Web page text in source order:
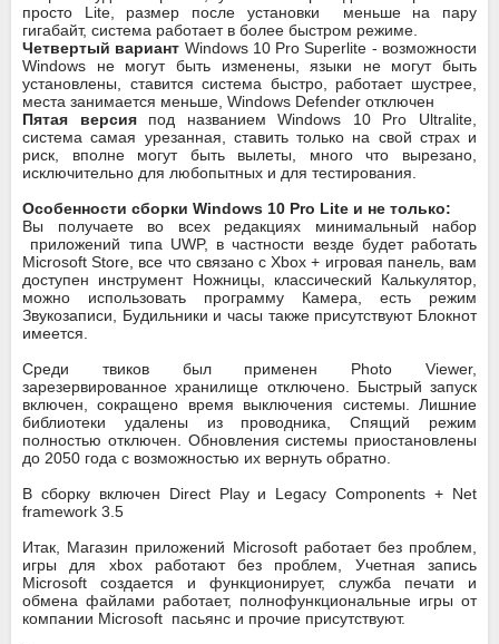
просто Lite, размер после установки меньше на пару
гигабайт, система работает в более быстром режиме.
Четвертый вариант Windows 10 Pro Superlite - возможности
Windows не могут быть изменены, языки не могут быть
установлены, ставится система быстро, работает шустрее,
места занимается меньше, Windows Defender отключен
Пятая версияпод названием Windows 10 Pro Ultralite,
система самая урезанная, ставить только на свой страх и
риск, вполне могут быть вылеты, много что вырезано,
исключительно для любопытных и для тестирования.
Особенности сборки Windows 10 Pro Lite и не только:
Вы получаете во всех редакциях минимальный набор
приложений типа UWP, в частности везде будет работать
Microsoft Store, все что связано с Xbox + игровая панель, вам
доступен инструмент Ножницы, классический Калькулятор,
можно использовать программу Камера, есть режим
Звукозаписи, Будильники и часы также присутствуют Блокнот
имеется.
Среди твиков был применен Photo Viewer,
зарезервированное хранилище отключено. Быстрый запуск
включен, сокращено время выключения системы. Лишние
библиотеки удалены из проводника, Спящий режим
полностью отключен. Обновления системы приостановлены
до 2050 года с возможностью их вернуть обратно.
В сборку включен Direct Play и Legacy Components + Net
framework 3.5
Итак, Магазин приложений Microsoft работает без проблем,
игры для xbox работают без проблем, Учетная запись
Microsoft создается и функционирует, служба печати и
обмена файлами работает, полнофункциональные игры от
компании Microsoft пасьянс и прочие присутствуют.